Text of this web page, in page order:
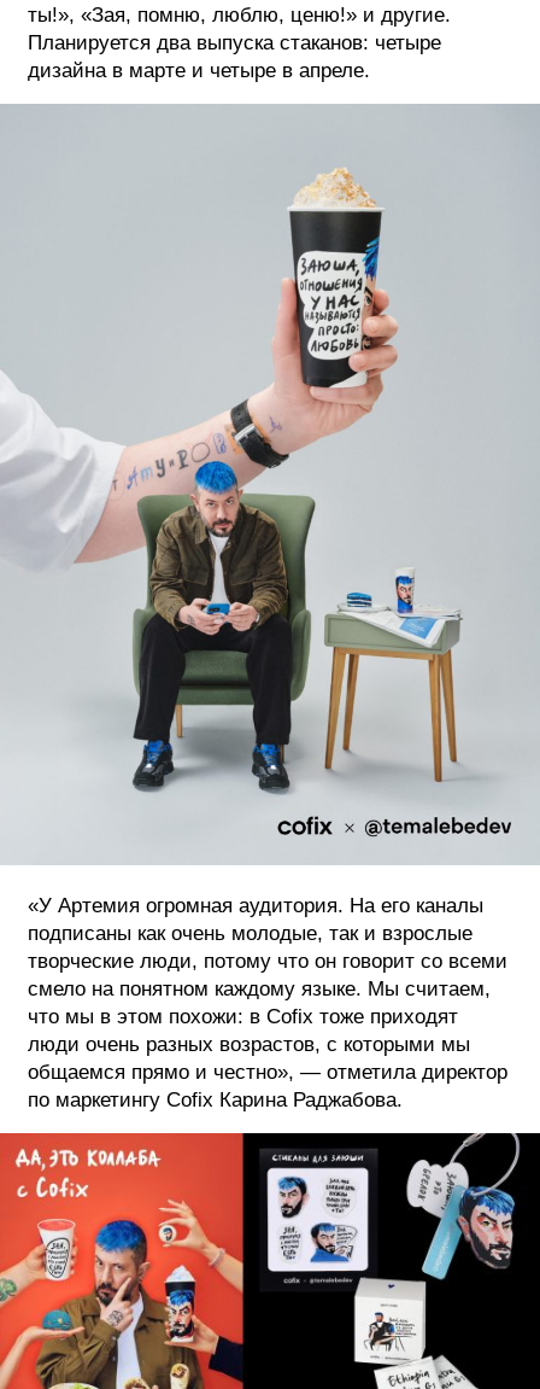
ты!», «Зая, помню, люблю, ценю!» и другие.
Планируется два выпуска стаканов: четыре
дизайна в марте и четыре в апреле.
«У Артемия огромная аудитория. На его каналы
подписаны как очень молодые, так и взрослые
творческие люди, потому что он говорит со всеми
смело на понятном каждому языке. Мы считаем,
что мы в этом похожи: в Cofix тоже приходят
люди очень разных возрастов, с которыми мы
общаемся прямо и честно», — отметила директор
по маркетингу Cofix Карина Раджабова.